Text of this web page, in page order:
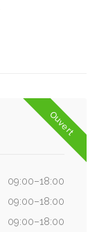
Ouvert
09:00–18:00
09:00–18:00
09:00–18:00